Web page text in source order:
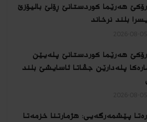
هەرێما کوردستانێ ڕۆلێ بالیۆزێ
بلند نرخاند
هەرێما کوردستانێ پلەیێن
پلەدارێن جڤاتا ئاسایشێ بلند
پێشمەرگەیی: هژمارتنا خزمەتا